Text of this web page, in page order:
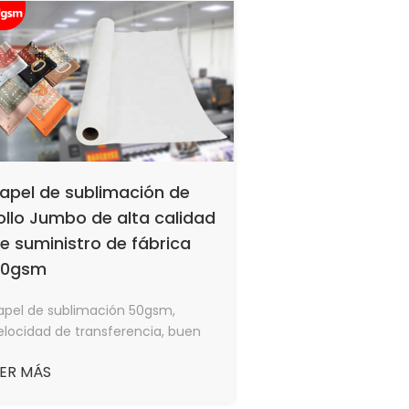
de sublimación de
Jumbo de alta calidad
suministro de fábrica
de sublimación 50gsm,
de transferencia, buen
cantidad máxima de tinta,
MÁS